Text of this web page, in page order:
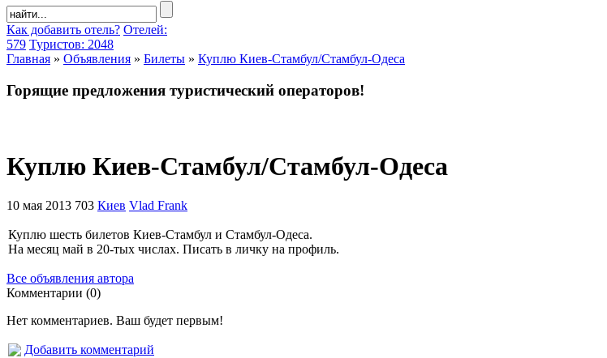
Как добавить отель? Отелей:
579 Туристов: 2048
Главная » Объявления » Билеты » Куплю Киев-Стамбул/Стамбул-Одеса
Горящие предложения туристический операторов!
Куплю Киев-Стамбул/Стамбул-Одеса
10 мая 2013 703 Киев Vlad Frank
Куплю шесть билетов Киев-Стамбул и Стамбул-Одеса.
На месяц май в 20-тых числах. Писать в личку на профиль.
Все объявления автора
Комментарии (0)
Нет комментариев. Ваш будет первым!
Добавить комментарий